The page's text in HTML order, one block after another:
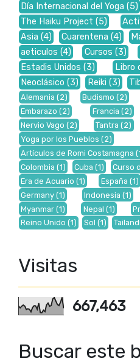
Día Internacional del Yoga (5)
The Haiku Project (5)
Asia (4) Cuarentena (4)
aeticulos (4) Cursos (3)
Estadis Unidos (3) Libro
Neoclásico (3) Reiki (3)
Alemania (2) Budismo (2)
Embarazo (2) Francia (2)
Nervio Vago (2) Tantra (2)
Yoga por los Pueblos (2)
Artículos de Romi Costamagna
Colombia (1) Cuba (1) Curso
Era de Acuario (1) España (1)
Germany (1) Indonesia (1)
Myanmar (1) Nepal (1)
Reino Unido (1) Sol (1)
Visitas
667,463
Buscar este